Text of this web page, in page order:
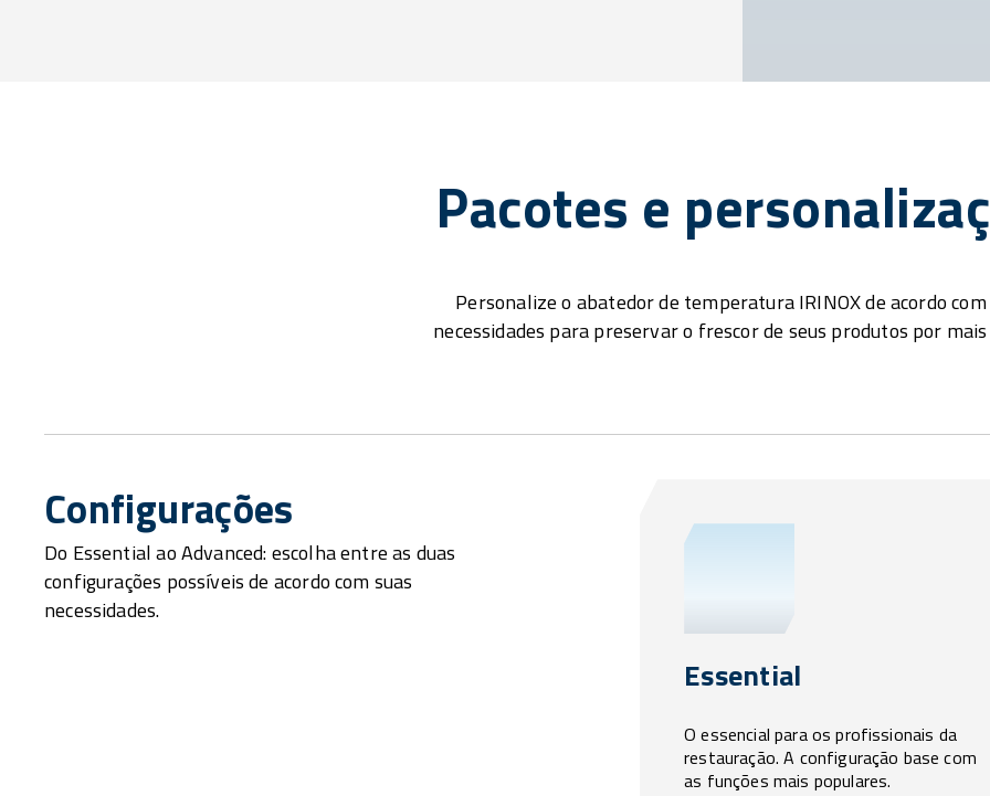
Pacotes e
Personalize o abatedor de temperatura IRINOX de acordo
necessidades para preservar o frescor de seus produtos por
Configurações
Do Essential ao Advanced: escolha entre as duas
configurações possíveis de acordo com suas
necessidades.
Essential
O essencial para os profissionais da
restauração. A configuração base com
as funções mais populares.